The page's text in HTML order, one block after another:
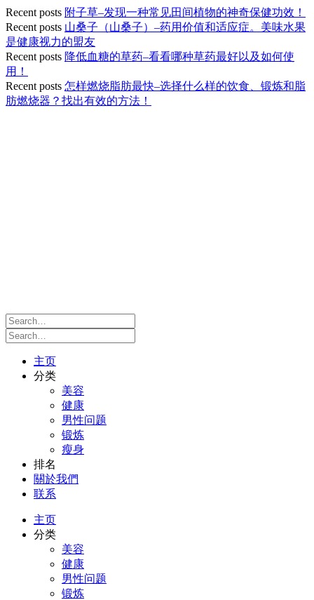
Recent posts 附子草–发现一种常见田间植物的神奇保健功效！
Recent posts 山桑子（山桑子）–药用价值和适应症。美味水果
是健康视力的盟友
Recent posts 降低血糖的草药–看看哪种草药最好以及如何使
用！
Recent posts 怎样燃烧脂肪最快–选择什么样的饮食、锻炼和脂
肪燃烧器？找出有效的方法！
主页
分类
美容
健康
男性问题
锻炼
瘦身
排名
關於我們
联系
主页
分类
美容
健康
男性问题
锻炼